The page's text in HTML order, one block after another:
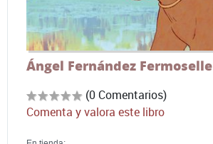
Ángel Fernández Fermoselle
(0 Comentarios)
Comenta y valora este libro